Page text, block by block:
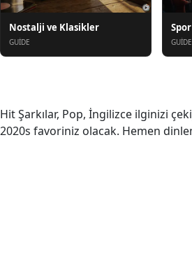
Nostalji ve Klasikler
GUIDE GUIDE
Hit Şarkılar, Pop, İngilizce ilginizi
2020s favoriniz olacak. Hemen